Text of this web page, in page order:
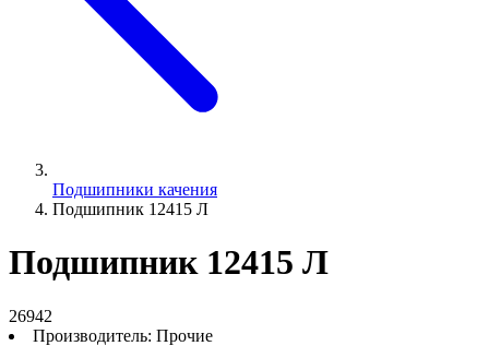
Подшипники качения
Подшипник 12415 Л
Подшипник 12415 Л
26942
Производитель: Прочие